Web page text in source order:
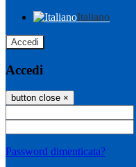
Italiano
Accedi
Accedi
button close ×
Password dimenticata?